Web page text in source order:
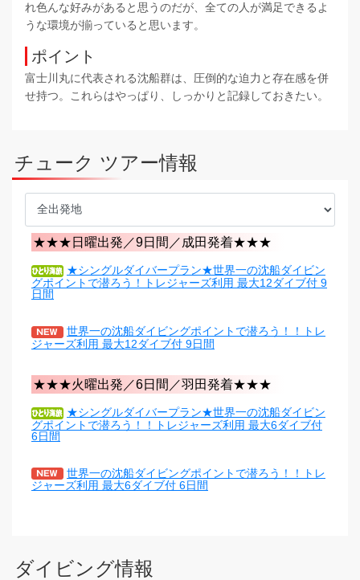
れ色んな好みがあると思うのだが、全ての人が満足できるよ
うな環境が揃っていると思います。
ポイント
富士川丸に代表される沈船群は、圧倒的な迫力と存在感を併
せ持つ。これらはやっぱり、しっかりと記録しておきたい。
チューク ツアー情報
★★★日曜出発／9日間／成田発着★★★
★シングルダイバープラン★世界一の沈船ダイビン
グポイントで潜ろう！トレジャーズ利用 最大12ダイブ付 9
日間
世界一の沈船ダイビングポイントで潜ろう！！トレ
ジャーズ利用 最大12ダイブ付 9日間
★★★火曜出発／6日間／羽田発着★★★
★シングルダイバープラン★世界一の沈船ダイビン
グポイントで潜ろう！！トレジャーズ利用 最大6ダイブ付
6日間
世界一の沈船ダイビングポイントで潜ろう！！トレ
ジャーズ利用 最大6ダイブ付 6日間
ダイビング情報